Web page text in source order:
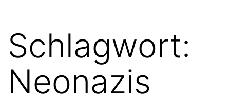
Schlagwort:
Neonazis